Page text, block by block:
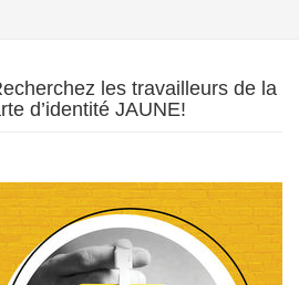
les travailleurs de la
d’identité JAUNE!